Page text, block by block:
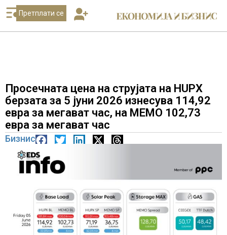
Претплати се
Просечната цена на струјата на HUPX
берзата за 5 јуни 2026 изнесува 114,92
евра за мегават час, на МЕМО 102,73
евра за мегават час
Бизнис